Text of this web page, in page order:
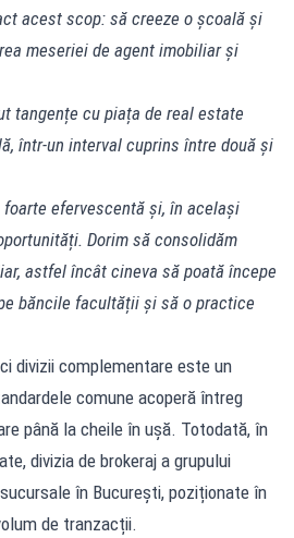
acest scop: să creeze o școală și
meseriei de agent imobiliar și
tangențe cu piața de real estate
într-un interval cuprins între două și
efervescentă și, în același
Dorim să consolidăm
astfel încât cineva să poată începe
băncile facultății și să o practice
divizii complementare este un
comune acoperă întreg
până la cheile în ușă. Totodată, în
divizia de brokeraj a grupului
în București, poziționate în
de tranzacții.